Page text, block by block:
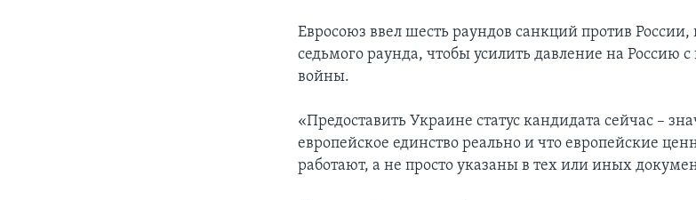
Евросоюз ввел шесть раундов санкций против
седьмого раунда, чтобы усилить давление на Россию
войны.
«Предоставить Украине статус кандидата сейчас –
европейское единство реально и что европейские
работают, а не просто указаны в тех или иных